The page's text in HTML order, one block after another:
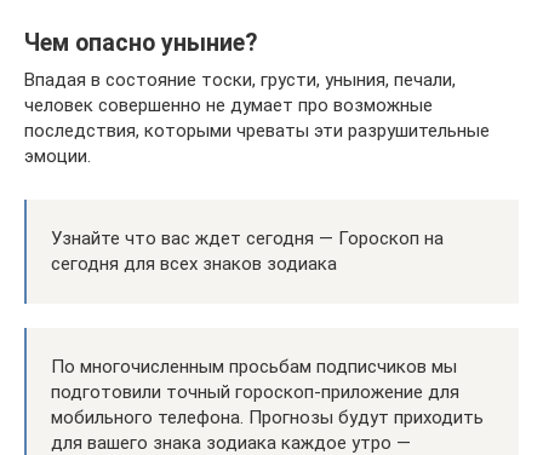
Чем опасно уныние?
Впадая в состояние тоски, грусти, уныния, печали,
человек совершенно не думает про возможные
последствия, которыми чреваты эти разрушительные
эмоции.
Узнайте что вас ждет сегодня — Гороскоп на
сегодня для всех знаков зодиака
По многочисленным просьбам подписчиков мы
подготовили точный гороскоп-приложение для
мобильного телефона. Прогнозы будут приходить
для вашего знака зодиака каждое утро —